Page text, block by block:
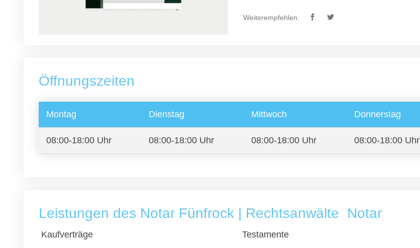
Weiterempfehlen:
Öffnungszeiten
Montag Dienstag Mittwoch Donnerstag
08:00-18:00 Uhr 08:00-18:00 Uhr 08:00-18:00 Uhr 08:00-18:00 Uhr
Leistungen des Notar Fünfrock | Rechtsanwälte  Notar
Kaufverträge Testamente